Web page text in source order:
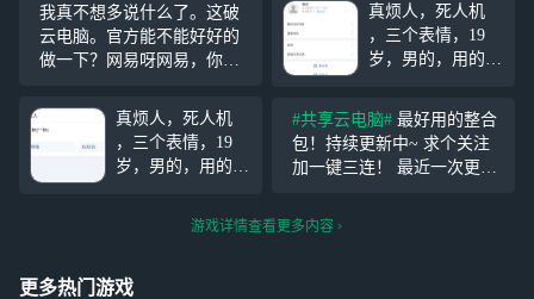
我真不想多说什么了。这破
云电脑。官方能不能好好的
做一下？网易呀网易，你这
好做一下？明明网络速度很
快，没有一点延迟。结果他
就是要重新连接。我是真无
语，谁懂？Boss打到残血，
真烦人，死人机
，三个表情，19
岁，男的，用的手
多多上面买的，真
的是笑死了，天天
就知道打游戏，他
真烦人，死人机
，三个表情，19
岁，男的，用的手
多多上面买的，真
就知道打游戏，他
#共享云电脑# 最好用的整合
包！持续更新中~ 求个关注
加一键三连！ 最近一次更新
心，就是最新的！直接下载
游戏详情查看更多内容
更多热门游戏